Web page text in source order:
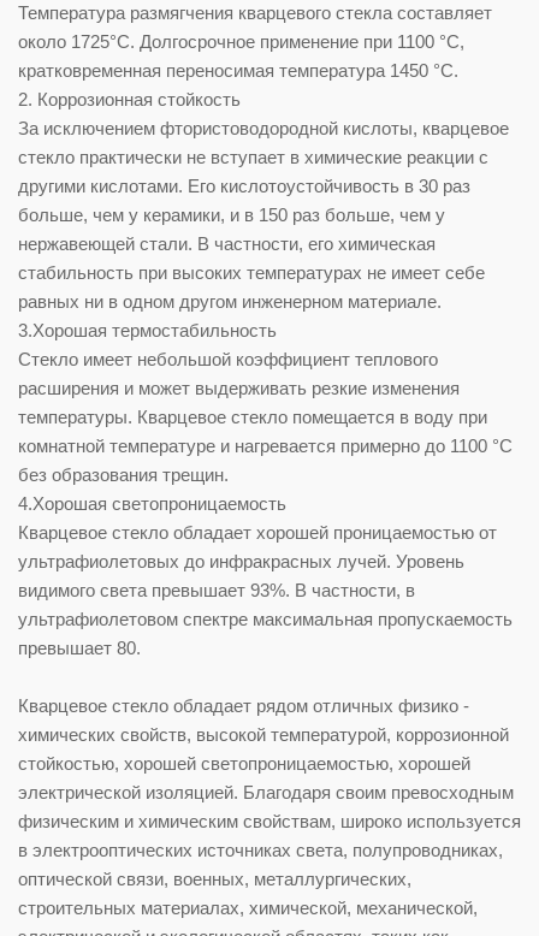
Температура размягчения кварцевого стекла составляет
около 1725°C. Долгосрочное применение при 1100 °C,
кратковременная переносимая температура 1450 °C.
2. Коррозионная стойкость
За исключением фтористоводородной кислоты, кварцевое
стекло практически не вступает в химические реакции с
другими кислотами. Его кислотоустойчивость в 30 раз
больше, чем у керамики, и в 150 раз больше, чем у
нержавеющей стали. В частности, его химическая
стабильность при высоких температурах не имеет себе
равных ни в одном другом инженерном материале.
3.Хорошая термостабильность
Стекло имеет небольшой коэффициент теплового
расширения и может выдерживать резкие изменения
температуры. Кварцевое стекло помещается в воду при
комнатной температуре и нагревается примерно до 1100 °C
без образования трещин.
4.Хорошая светопроницаемость
Кварцевое стекло обладает хорошей проницаемостью от
ультрафиолетовых до инфракрасных лучей. Уровень
видимого света превышает 93%. В частности, в
ультрафиолетовом спектре максимальная пропускаемость
превышает 80.
Кварцевое стекло обладает рядом отличных физико -
химических свойств, высокой температурой, коррозионной
стойкостью, хорошей светопроницаемостью, хорошей
электрической изоляцией. Благодаря своим превосходным
физическим и химическим свойствам, широко используется
в электрооптических источниках света, полупроводниках,
оптической связи, военных, металлургических,
строительных материалах, химической, механической,